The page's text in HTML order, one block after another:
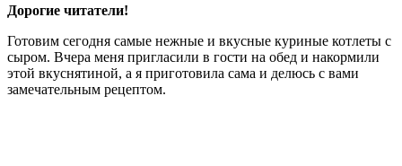
Дорогие читатели!
Готовим сегодня самые нежные и вкусные куриные котлеты с
сыром. Вчера меня пригласили в гости на обед и накормили
этой вкуснятиной, а я приготовила сама и делюсь с вами
замечательным рецептом.